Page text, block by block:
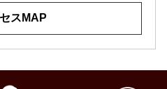
スMAP